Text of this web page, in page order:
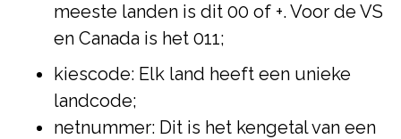
meeste landen is dit 00 of +. Voor de VS
en Canada is het 011;
kiescode: Elk land heeft een unieke
landcode;
netnummer: Dit is het kengetal van een